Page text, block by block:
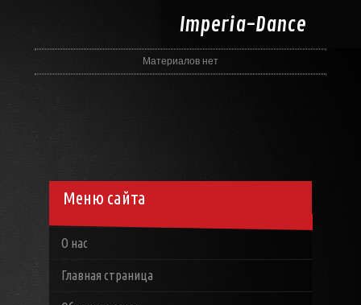
Imperia-Dance
Материалов нет
Меню сайта
О нас
Главная страница